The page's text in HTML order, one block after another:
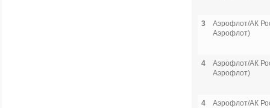
3
Аэрофлот/АК
Аэрофлот)
4
Аэрофлот/АК
Аэрофлот)
4
Аэрофлот/АК